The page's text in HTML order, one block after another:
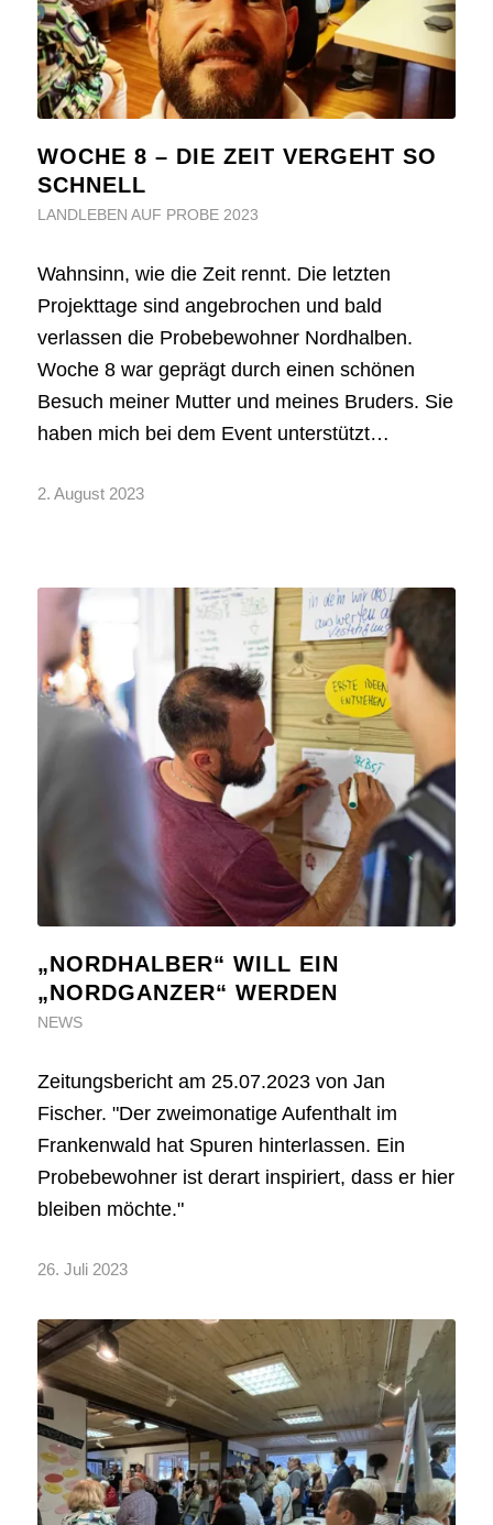
WOCHE 8 – DIE ZEIT VERGEHT SO
SCHNELL
LANDLEBEN AUF PROBE 2023
Wahnsinn, wie die Zeit rennt. Die letzten
Projekttage sind angebrochen und bald
verlassen die Probebewohner Nordhalben.
Woche 8 war geprägt durch einen schönen
Besuch meiner Mutter und meines Bruders. Sie
haben mich bei dem Event unterstützt…
2. August 2023
„NORDHALBER“ WILL EIN
„NORDGANZER“ WERDEN
NEWS
Zeitungsbericht am 25.07.2023 von Jan
Fischer. "Der zweimonatige Aufenthalt im
Frankenwald hat Spuren hinterlassen. Ein
Probebewohner ist derart inspiriert, dass er hier
bleiben möchte."
26. Juli 2023